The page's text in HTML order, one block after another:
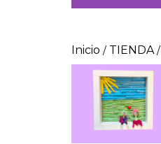
Inicio / TIENDA /